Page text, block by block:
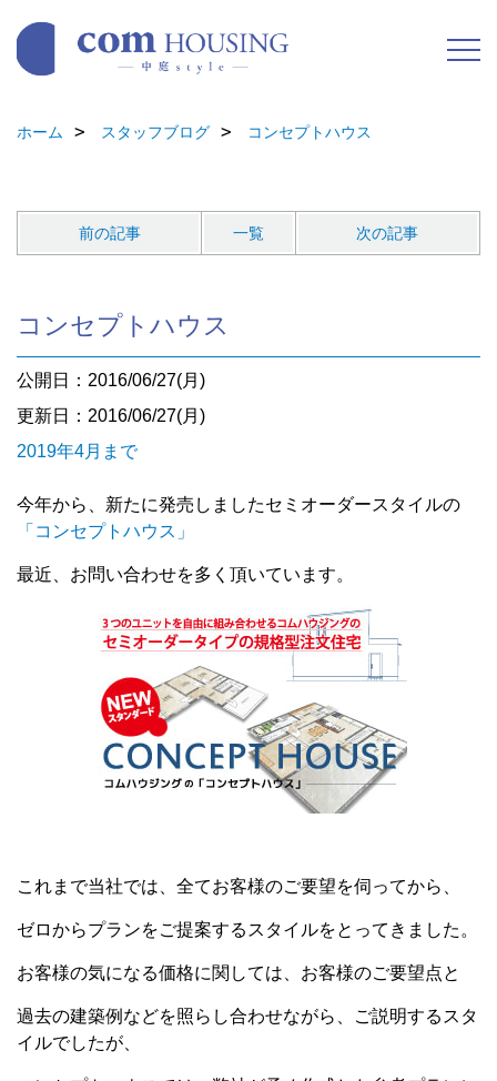
ホーム スタッフブログ コンセプトハウス
前の記事 一覧 次の記事
コンセプトハウス
公開日：2016/06/27(月)
更新日：2016/06/27(月)
2019年4月まで
今年から、新たに発売しましたセミオーダースタイルの
「コンセプトハウス」
最近、お問い合わせを多く頂いています。
これまで当社では、全てお客様のご要望を伺ってから、
ゼロからプランをご提案するスタイルをとってきました。
お客様の気になる価格に関しては、お客様のご要望点と
過去の建築例などを照らし合わせながら、ご説明するスタ
イルでしたが、